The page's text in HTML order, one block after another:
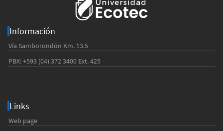
Información
Vía Samborondón Km. 13.5
PBX: +593 (04) 372 3400 Ext. 425
Links
Web page